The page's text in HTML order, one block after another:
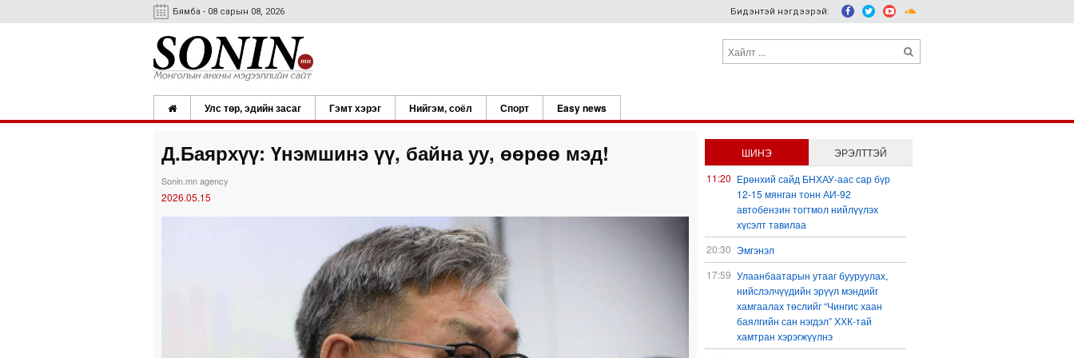
Бямба - 08 сарын 08, 2026 Бидэнтэй нэгдээрэй:
Улс төр, эдийн засаг Гэмт хэрэг Нийгэм, соёл Спорт Easy news
Д.Баярхүү: Үнэмшинэ үү, байна уу, өөрөө мэд!
Sonin.mn agency
2026.05.15
ШИНЭ
ЭРЭЛТТЭЙ
11:20 Ерөнхий сайд БНХАУ-аас сар бүр
12-15 мянган тонн АИ-92
автобензин тогтмол нийлүүлэх
хүсэлт тавилаа
20:30 Эмгэнэл
17:59 Улаанбаатарын утааг бууруулах,
нийслэлчүүдийн эрүүл мэндийг
хамгаалах төслийг “Чингис хаан
баялгийн сан нэгдэл” ХХК-тай
хамтран хэрэгжүүлнэ